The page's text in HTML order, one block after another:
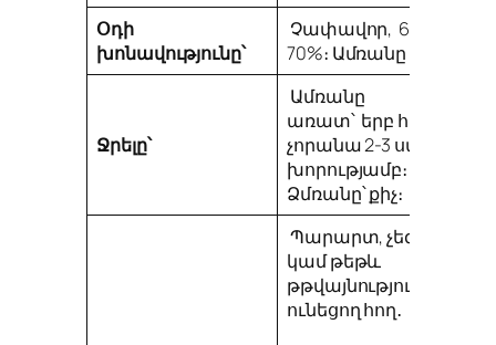
Օդի
խոնավությունը՝
Չափավոր, 60-
70%։ Ամռանը ցողել։
Ջրելը՝
Ամռանը
առատ՝ երբ հողը
չորանա 2-3 սմ
խորությամբ։
Ձմռանը՝ քիչ։
Պարարտ, չեզոք
կամ թեթև
թթվայնություն
ունեցող հող․